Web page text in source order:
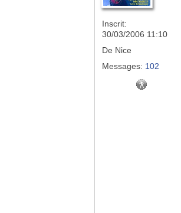
Inscrit:
30/03/2006 11:10
De Nice
Messages: 102